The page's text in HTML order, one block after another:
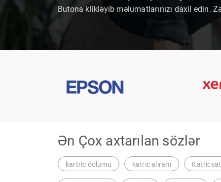
Butona klikləyib məlumatlarınızı daxil edin.
Ən Çox axtarılan sözlər
kartric dolumu katric aliram